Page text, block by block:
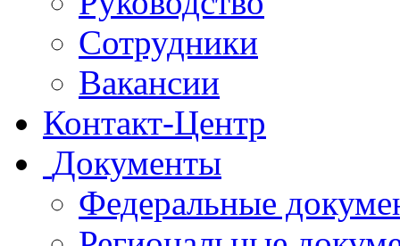
Сотрудники
Вакансии
Контакт-Центр
Документы
Федеральные